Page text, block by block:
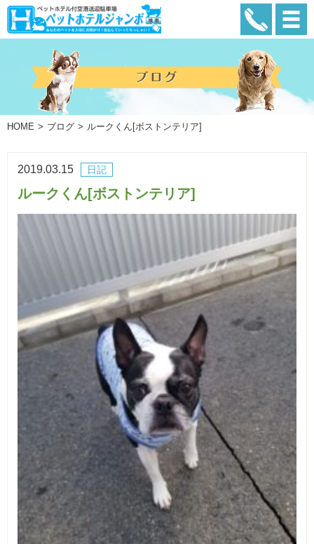
HOME ブログ ルークくん[ボストンテリア]
日記
2019.03.15
ルークくん[ボストンテリア]